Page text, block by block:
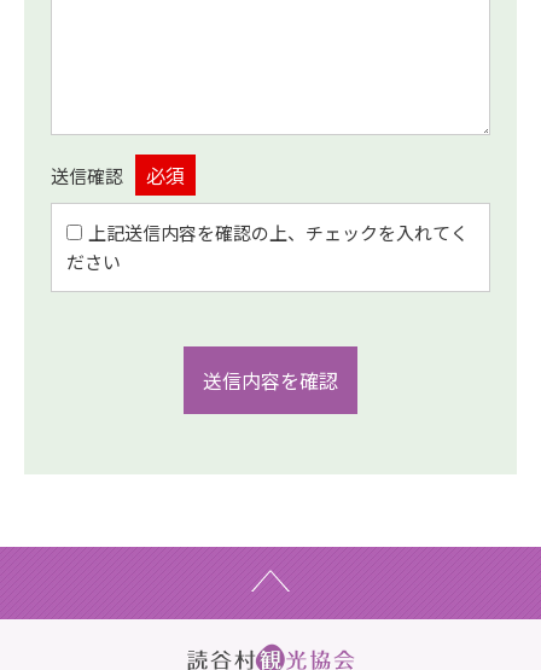
送信確認
上記送信内容を確認の上、チェックを入れてく
ださい